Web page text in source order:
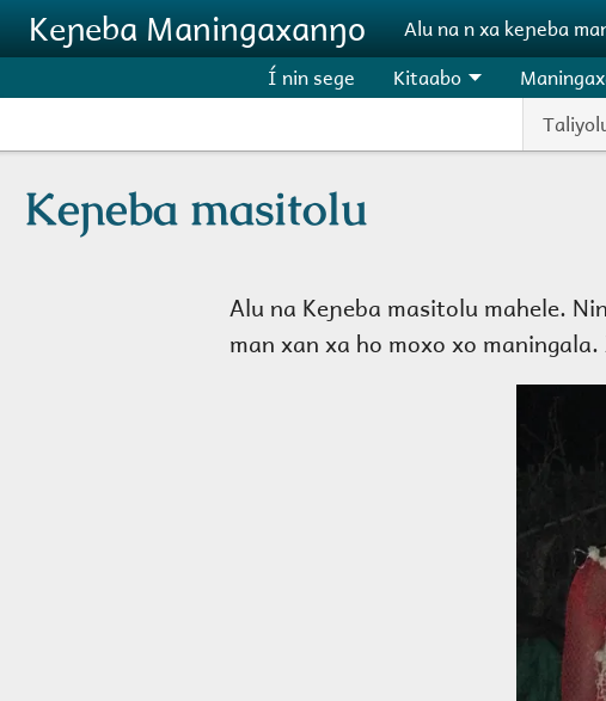
Aller au contenu principal
Keɲeba Maningaxanŋo Alu na n xa keɲeba
Í nin sege Kitaabo
Keɲeba masitolu
Alu na Keɲeba masitolu mahele.
man xan xa ho moxo xo